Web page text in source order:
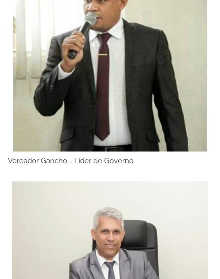
Vereador Gancho - Líder de Governo